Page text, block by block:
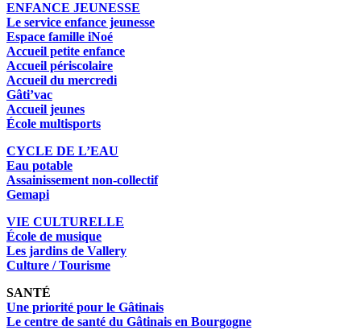
ENFANCE JEUNESSE
Le service enfance jeunesse
Espace famille iNoé
Accueil petite enfance
Accueil périscolaire
Accueil du mercredi
Gâti’vac
Accueil jeunes
École multisports
CYCLE DE L’EAU
Eau potable
Assainissement non-collectif
Gemapi
VIE CULTURELLE
École de musique
Les jardins de Vallery
Culture / Tourisme
SANTÉ
Une priorité pour le Gâtinais
Le centre de santé du Gâtinais en Bourgogne